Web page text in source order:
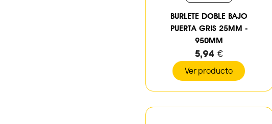
BURLETE DOBLE BAJO
PUERTA GRIS 25MM -
950MM
5,94 €
Ver producto